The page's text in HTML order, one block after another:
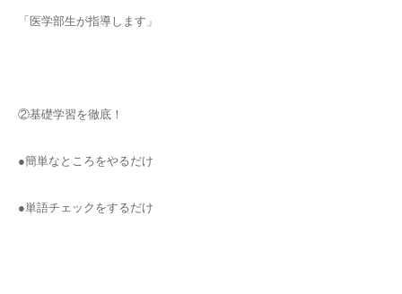
「医学部生が指導します」
②基礎学習を徹底！
●簡単なところをやるだけ
●単語チェックをするだけ